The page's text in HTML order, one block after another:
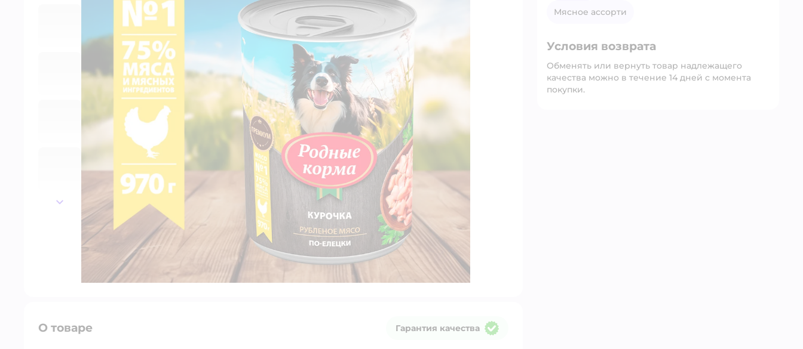
далее
мясное ассорти
Условия возврата
Обменять или вернуть товар надлежащего
качества можно в течение 14 дней с момента
покупки.
О товаре Гарантия качества